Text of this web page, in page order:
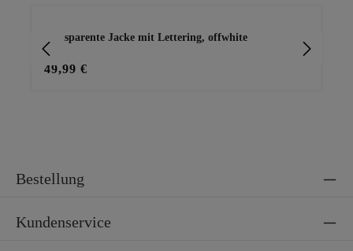
transparente Jacke mit Lettering, offwhite
49,99 €
Bestellung
Kundenservice